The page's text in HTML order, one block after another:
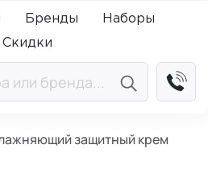
заказ от 5 000₽
Бренды
Наборы
Скидки
защитный крем